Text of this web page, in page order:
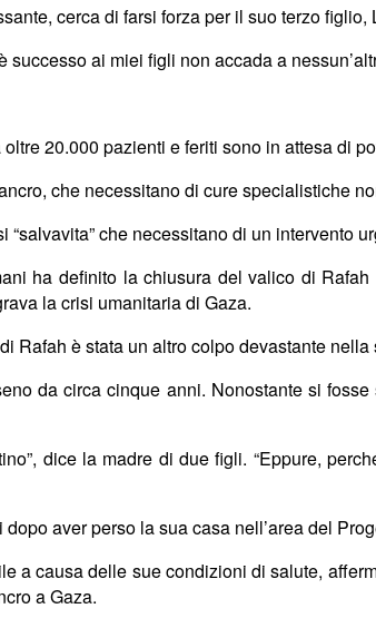
cerca di farsi forza per il suo terzo figlio,
successo ai miei figli non accada a
20.000 pazienti e feriti sono in attesa di
, che necessitano di cure specialistiche
che necessitano di un
ha definito la chiusura del valico di
la crisi umanitaria di Gaza.
Rafah è stata un altro colpo devastante
da circa cinque anni. Nonostante si
dice la madre di due figli. “Eppure, perch
aver perso la sua casa nell’area del
a causa delle sue condizioni di salute,
a Gaza.